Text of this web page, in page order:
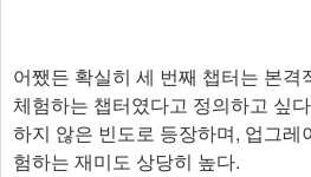
어쨌든 확실히 세 번째 챕터는 본격
체험하는 챕터였다고 정의하고 싶
하지 않은 빈도로 등장하며, 업그레
험하는 재미도 상당히 높다.